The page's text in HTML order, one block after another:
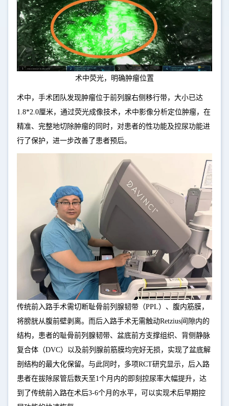
术中荧光，明确肿瘤位置
术中，手术团队发现肿瘤位于前列腺右侧移行带，大小已达
1.8*2.0厘米，通过荧光成像技术，术中影像分析定位肿瘤，在
精准、完整地切除肿瘤的同时，对患者的性功能及控尿功能进
行了保护，进一步改善了患者预后。
传统前入路手术需切断耻骨前列腺韧带（PPL）、腹内筋膜，
将膀胱从腹前壁剥离。而后入路手术无需触动Retzius间隙内的
结构，患者的耻骨前列腺韧带、盆底前方支撑组织、背侧静脉
复合体（DVC）以及前列腺前筋膜均完好无损，实现了盆底解
剖结构的最大化保留。与此同时，多项RCT研究显示，后入路
患者在拔除尿管后数天至1个月内的即刻控尿率大幅提升，达
到了传统前入路在术后3-6个月的水平，可以实现术后早期控